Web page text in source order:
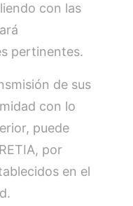
con las
pertinentes.
de sus
con lo
puede
por
en el